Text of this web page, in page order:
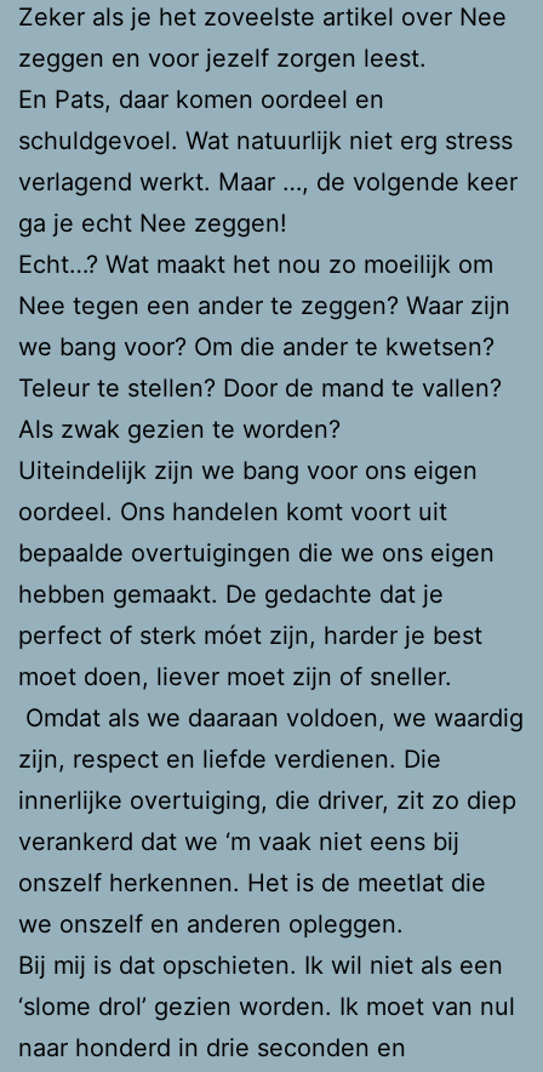
Zeker als je het zoveelste artikel over Nee
zeggen en voor jezelf zorgen leest.
En Pats, daar komen oordeel en
schuldgevoel. Wat natuurlijk niet erg stress
verlagend werkt. Maar …, de volgende keer
ga je echt Nee zeggen!
Echt…? Wat maakt het nou zo moeilijk om
Nee tegen een ander te zeggen? Waar zijn
we bang voor? Om die ander te kwetsen?
Teleur te stellen? Door de mand te vallen?
Als zwak gezien te worden?
Uiteindelijk zijn we bang voor ons eigen
oordeel. Ons handelen komt voort uit
bepaalde overtuigingen die we ons eigen
hebben gemaakt. De gedachte dat je
perfect of sterk móet zijn, harder je best
moet doen, liever moet zijn of sneller.
Omdat als we daaraan voldoen, we waardig
zijn, respect en liefde verdienen. Die
innerlijke overtuiging, die driver, zit zo diep
verankerd dat we ‘m vaak niet eens bij
onszelf herkennen. Het is de meetlat die
we onszelf en anderen opleggen.
Bij mij is dat opschieten. Ik wil niet als een
‘slome drol’ gezien worden. Ik moet van nul
naar honderd in drie seconden en